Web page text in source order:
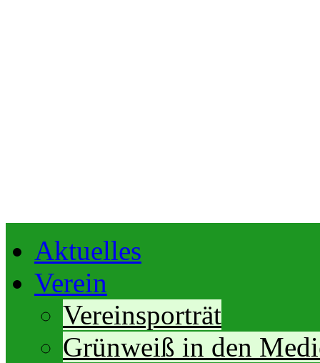
Aktuelles
Verein
Vereinsporträt
Grünweiß in den